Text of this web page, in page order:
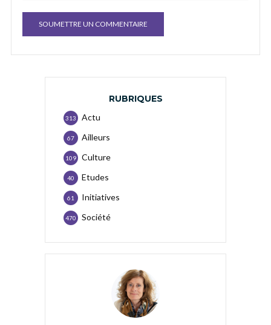
RUBRIQUES
Actu
313
Ailleurs
67
Culture
109
Etudes
40
Initiatives
61
Société
470